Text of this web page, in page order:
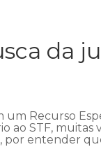
da
um Recurso
STF, muitas
entender